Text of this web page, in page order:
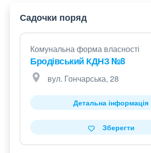
Садочки поряд
Комунальна форма власності
Бродівський КДНЗ №8
вул. Гончарська, 28
Детальна інформація
Зберегти